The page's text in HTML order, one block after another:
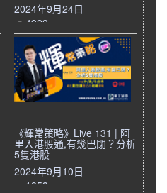
2024年9月24日
4923
《輝常策略》Live 131 | 阿
里入港股通,有幾巴閉？分析
5隻港股
2024年9月10日
1853